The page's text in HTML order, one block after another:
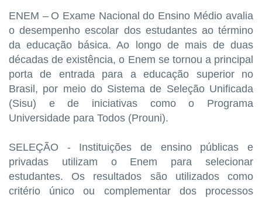
ENEM – O Exame Nacional do Ensino Médio avalia
o desempenho escolar dos estudantes ao término
da educação básica. Ao longo de mais de duas
décadas de existência, o Enem se tornou a principal
porta de entrada para a educação superior no
Brasil, por meio do Sistema de Seleção Unificada
(Sisu) e de iniciativas como o Programa
Universidade para Todos (Prouni).
SELEÇÃO - Instituições de ensino públicas e
privadas utilizam o Enem para selecionar
estudantes. Os resultados são utilizados como
critério único ou complementar dos processos